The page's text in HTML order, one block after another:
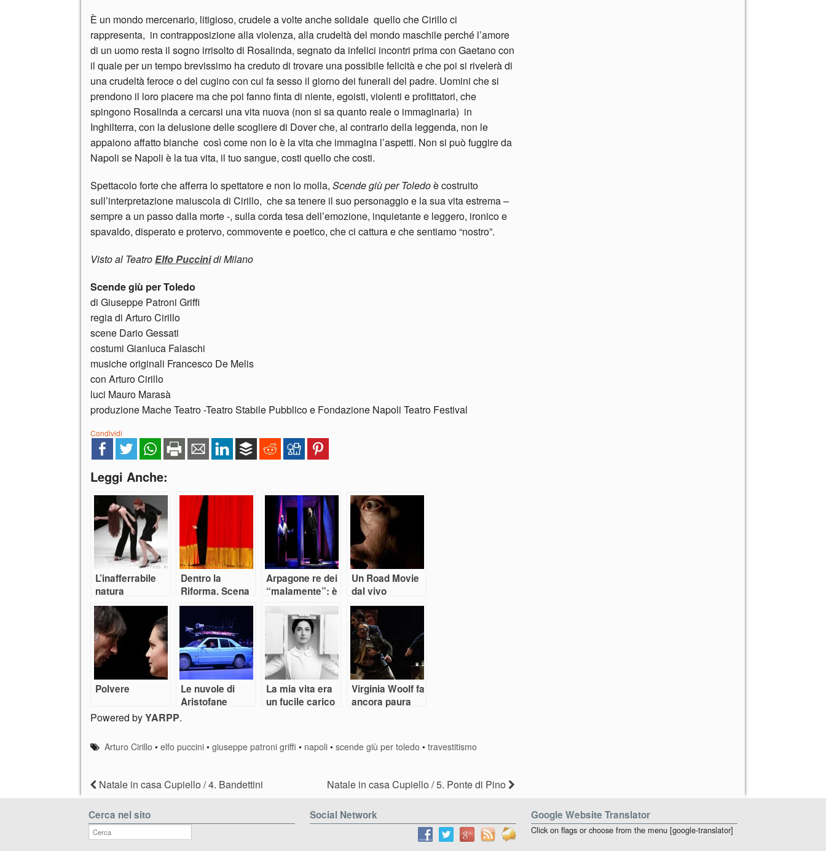
È un mondo mercenario, litigioso, crudele a volte anche solidale quello che Cirillo ci
rappresenta, in contrapposizione alla violenza, alla crudeltà del mondo maschile perché l’amore
di un uomo resta il sogno irrisolto di Rosalinda, segnato da infelici incontri prima con Gaetano con
il quale per un tempo brevissimo ha creduto di trovare una possibile felicità e che poi si rivelerà di
una crudeltà feroce o del cugino con cui fa sesso il giorno dei funerali del padre. Uomini che si
prendono il loro piacere ma che poi fanno finta di niente, egoisti, violenti e profittatori, che
spingono Rosalinda a cercarsi una vita nuova (non si sa quanto reale o immaginaria) in
Inghilterra, con la delusione delle scogliere di Dover che, al contrario della leggenda, non le
appaiono affatto bianche così come non lo è la vita che immagina l’aspetti. Non si può fuggire da
Napoli se Napoli è la tua vita, il tuo sangue, costi quello che costi.
Spettacolo forte che afferra lo spettatore e non lo molla, Scende giù per Toledoè costruito
sull’interpretazione maiuscola di Cirillo, che sa tenere il suo personaggio e la sua vita estrema –
sempre a un passo dalla morte -, sulla corda tesa dell’emozione, inquietante e leggero, ironico e
spavaldo, disperato e protervo, commovente e poetico, che ci cattura e che sentiamo “nostro”.
Visto al TeatroElfo Puccinidi Milano
Scende giù per Toledo
di Giuseppe Patroni Griffi
regia di Arturo Cirillo
scene Dario Gessati
costumi Gianluca Falaschi
musiche originali Francesco De Melis
con Arturo Cirillo
luci Mauro Marasà
produzione Mache Teatro -Teatro Stabile Pubblico e Fondazione Napoli Teatro Festival
Condividi
Leggi Anche:
L’inafferrabile
natura
dell’essere
donna. E
danzatrice
Dentro la
Riforma. Scena
Verticale:
costretti a
essere
‘rassicuranti’
per riempire le
sale”?
Arpagone re dei
“malamente”: è
”L’avaro” di
Cirillo
Un Road Movie
dal vivo
Polvere
Le nuvole di
Aristofane
La mia vita era
un fucile carico
Virginia Woolf fa
ancora paura
Powered byYARPP.
Arturo Cirillo •elfo puccini •giuseppe patroni griffi • napoli •scende giù per toledo •travestitismo
Natale in casa Cupiello / 4. Bandettini Natale in casa Cupiello / 5. Ponte di Pino
Cerca nel sito Social Network Google Website Translator
Click on flags or choose from the menu [google-translator]